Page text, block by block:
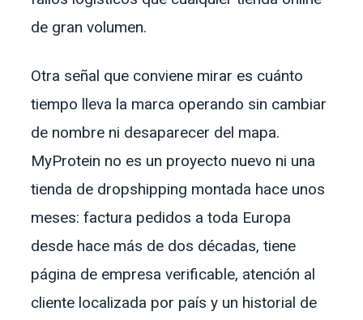
de gran volumen.
Otra señal que conviene mirar es cuánto
tiempo lleva la marca operando sin cambiar
de nombre ni desaparecer del mapa.
MyProtein no es un proyecto nuevo ni una
tienda de dropshipping montada hace unos
meses: factura pedidos a toda Europa
desde hace más de dos décadas, tiene
página de empresa verificable, atención al
cliente localizada por país y un historial de